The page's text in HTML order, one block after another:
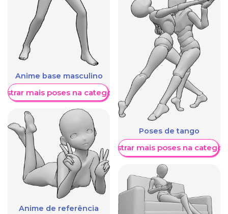
Anime base masculino
mais poses na categoria
Anime de referência
Poses de tango
Mostrar mais poses na